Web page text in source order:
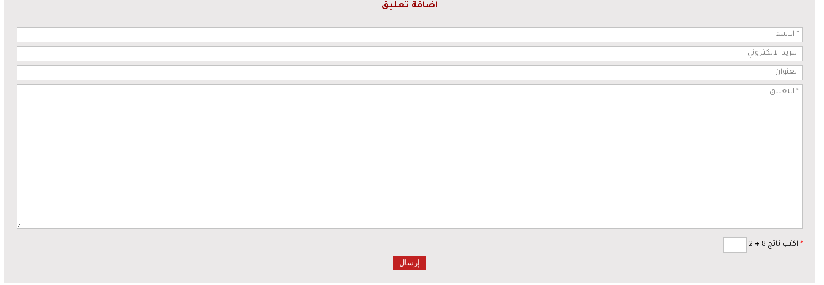
اضافة تعليق
* اكتب ناتج 8 +